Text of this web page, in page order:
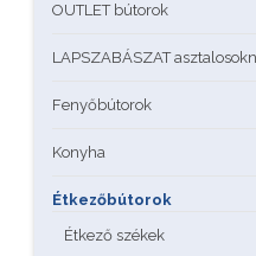
OUTLET bútorok
LAPSZABÁSZAT
Fenyőbútorok
Konyha
Étkezőbútorok
Étkező székek